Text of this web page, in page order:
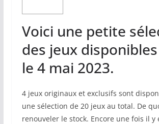
Voici une petite
des jeux
le 4 mai 2023.
4 jeux originaux et exclusifs sont
une sélection de 20 jeux au total. De
renouveler le stock. Encore une fois il y